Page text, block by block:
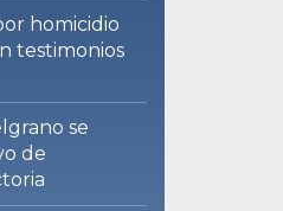
homicidio
testimonios
se
de